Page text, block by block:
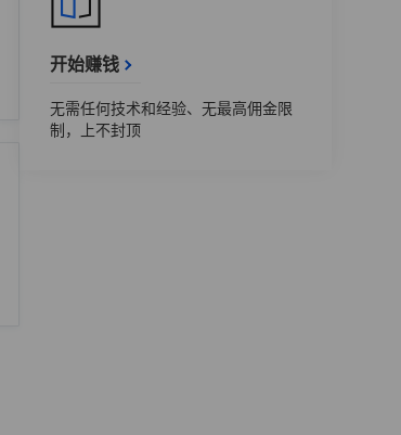
开始赚钱
无需任何技术和经验、无最高佣金限
制，上不封顶